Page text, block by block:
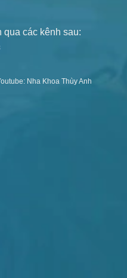
qua các kênh sau:
Nha Khoa Thùy Anh